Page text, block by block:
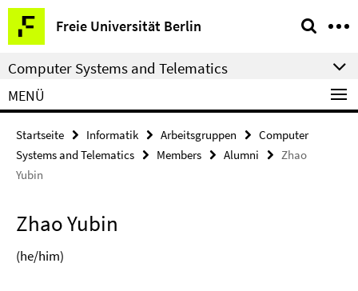
Springe
direkt
zu
Inhalt
Freie Universität Berlin
Service-
Navigation
Computer Systems and Telematics
MENÜ
Startseite Informatik Arbeitsgruppen
Computer
Systems and Telematics
Members Alumni
Zhao
Yubin
Zhao Yubin
(he/him)